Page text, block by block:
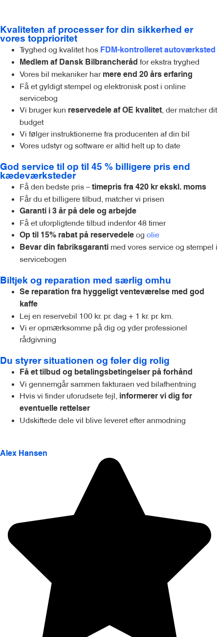
Kvaliteten af processer for din sikkerhed er
vores topprioritet
Tryghed og kvalitet hos FDM-kontrolleret autoværksted
Medlem af Dansk Bilbrancheråd for ekstra tryghed
Vores bil mekaniker har mere end 20 års erfaring
Få et gyldigt stempel og elektronisk post i online
servicebog
Vi bruger kun reservedele af OE kvalitet , der matcher dit
budget
Vi følger instruktionerne fra producenten af din bil
Vores udstyr og software er altid helt up to date
God service til op til 45 % billigere pris end
kædeværksteder
Få den bedste pris – timepris fra 420 kr ekskl. moms
Får du et billigere tilbud, matcher vi prisen
Garanti i 3 år på dele og arbejde
Få et uforpligtende tilbud indenfor 48 timer
Op til 15% rabat på reservedele og olie
Bevar din fabriksgaranti med vores service og stempel i
servicebogen
Biltjek og reparation med særlig omhu
Se reparation fra hyggeligt venteværelse med god
kaffe
Lej en reservebil 100 kr. pr. dag + 1 kr. pr. km.
Vi er opmærksomme på dig og yder professionel
rådgivning
Du styrer situationen og føler dig rolig
Få et tilbud og betalingsbetingelser på forhånd
Vi gennemgår sammen fakturaen ved bilafhentning
Hvis vi finder uforudsete fejl,
informerer vi dig før
eventuelle rettelser
Udskiftede dele vil blive leveret efter anmodning
Alex Hansen